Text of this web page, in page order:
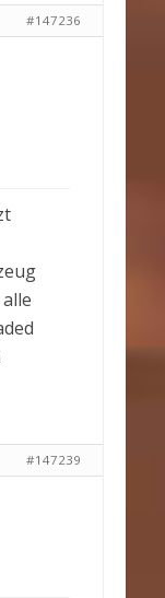
#147236
#147239